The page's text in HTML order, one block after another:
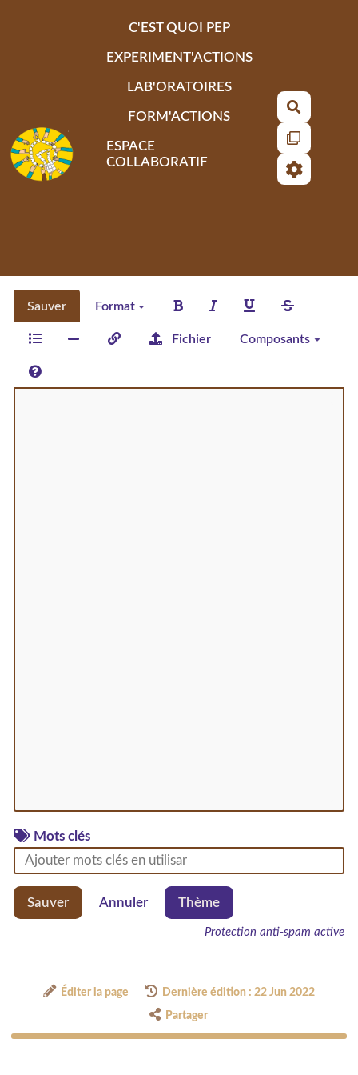
C'EST QUOI PEP
EXPERIMENT'ACTIONS
LAB'ORATOIRES
FORM'ACTIONS
ESPACE
COLLABORATIF
Sauver Format
Fichier Composants
Mots clés
Sauver Annuler Thème
Protection anti-spam active
Éditer la page Dernière édition : 22 Jun 2022
Partager